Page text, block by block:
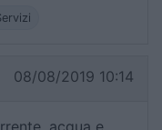
08/08/2019 10:14
acqua e